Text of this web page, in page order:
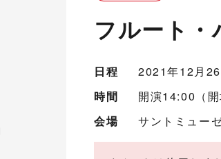
フルート
日程
2021年12月26
時間
開演14:00（開
会場
サントミュー